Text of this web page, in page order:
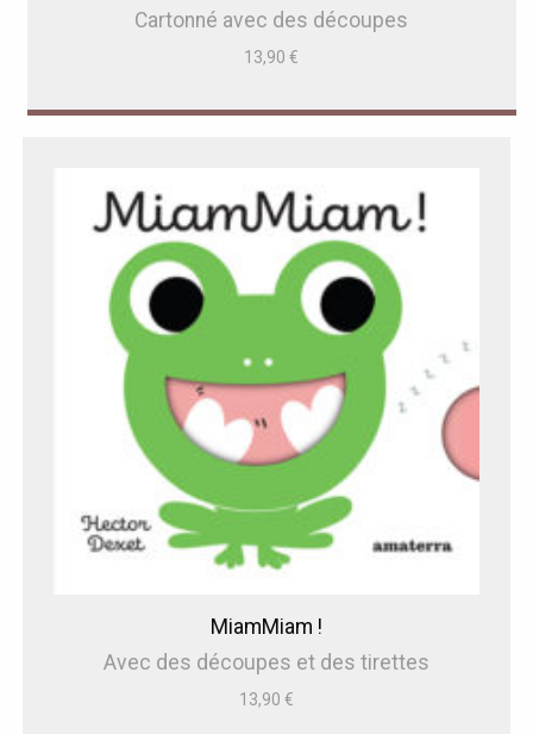
Cartonné avec des découpes
13,90€
MiamMiam !
Avec des découpes et des tirettes
13,90 €